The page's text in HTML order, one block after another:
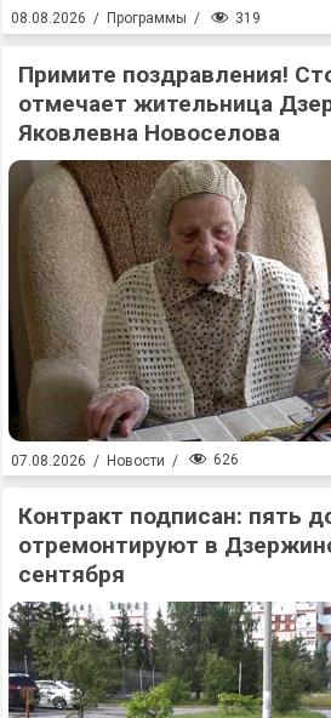
08.08.2026 / Программы / 319
Примите поздравления!
отмечает жительница
Яковлевна Новоселова
07.08.2026 / Новости / 626
Контракт подписан: пять
отремонтируют в
сентября